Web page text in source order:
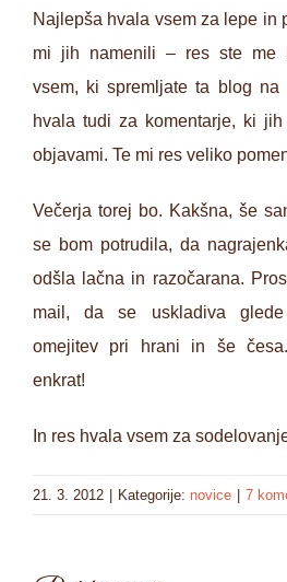
Najlepša hvala vsem za lepe in
mi jih namenili – res ste me
vsem, ki spremljate ta blog na
hvala tudi za komentarje, ki
objavami. Te mi res veliko
Večerja torej bo. Kakšna, še
se bom potrudila, da
odšla lačna in razočarana.
mail, da se uskladiva glede
omejitev pri hrani in še
enkrat!
In res hvala vsem za
21. 3. 2012 Kategorije: novice 7